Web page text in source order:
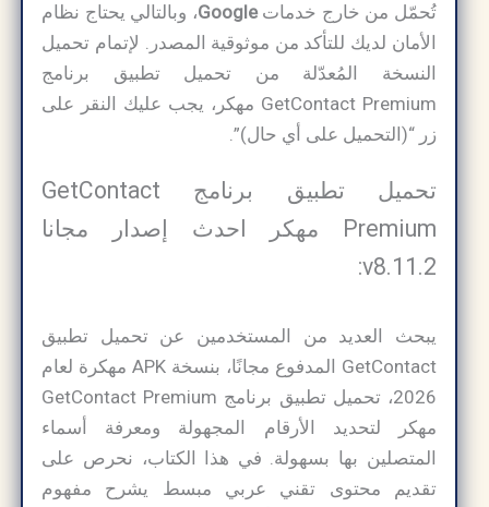
تُحمّل من خارج خدماتGoogle، وبالتالي يحتاج نظام
الأمان لديك للتأكد من موثوقية المصدر. لإتمام تحميل
النسخة المُعدّلة من تحميل تطبيق برنامج
GetContact Premium مهكر، يجب عليك النقر على
زر “(التحميل على أي حال)”.
تحميل تطبيق برنامج GetContact
Premium مهكر احدث إصدار مجانا
v8.11.2:
يبحث العديد من المستخدمين عن تحميل تطبيق
GetContact المدفوع مجانًا، بنسخة APK مهكرة لعام
2026، تحميل تطبيق برنامج GetContact Premium
مهكر لتحديد الأرقام المجهولة ومعرفة أسماء
المتصلين بها بسهولة. في هذا الكتاب، نحرص على
تقديم محتوى تقني عربي مبسط يشرح مفهوم